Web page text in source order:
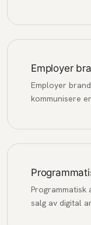
Employer
Employer
kommunisere
salg av digital